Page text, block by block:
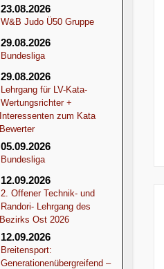
23.08.2026
W&B Judo Ü50 Gruppe
29.08.2026
Bundesliga
29.08.2026
Lehrgang für LV-Kata-
Wertungsrichter +
Interessenten zum Kata
Bewerter
05.09.2026
Bundesliga
12.09.2026
2. Offener Technik- und
Randori- Lehrgang des
Bezirks Ost 2026
12.09.2026
Breitensport:
Generationenübergreifend –